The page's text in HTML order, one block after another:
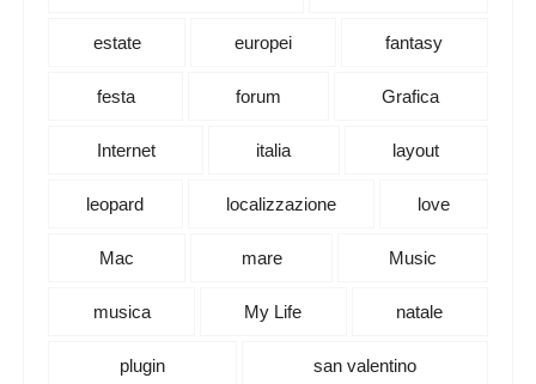
estate europei fantasy
festa forum Grafica
Internet italia layout
leopard localizzazione love
Mac mare Music
musica My Life natale
plugin san valentino